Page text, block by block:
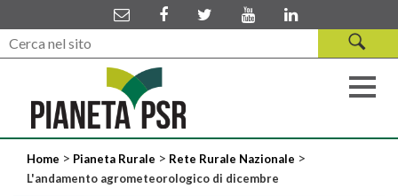
Home > Pianeta Rurale > Rete Rurale Nazionale >
L'andamento agrometeorologico di dicembre